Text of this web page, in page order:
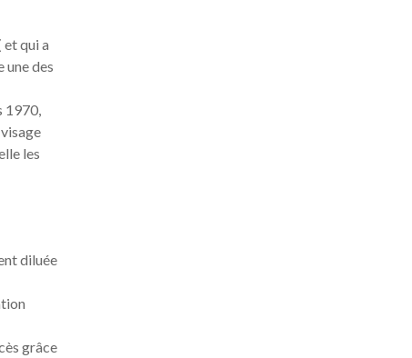
et qui a
une des
1970,
les
diluée
grâce